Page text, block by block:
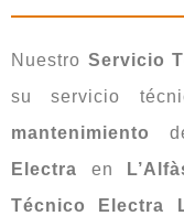
Nuestro Servicio
su servicio
mantenimiento
Electra en
Técnico Electra